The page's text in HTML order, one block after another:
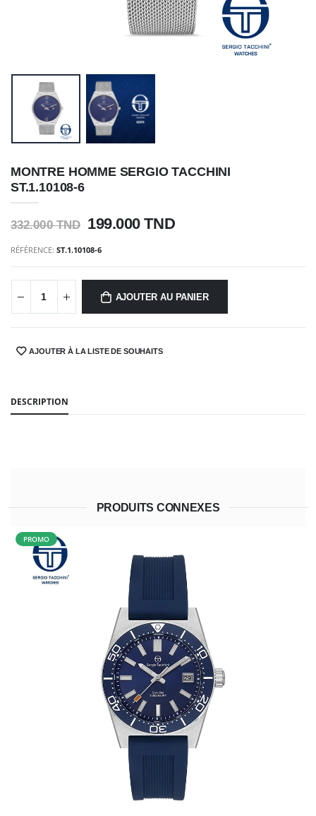
MONTRE HOMME SERGIO TACCHINI
ST.1.10108-6
332.000 TND 199.000 TND
RÉFÉRENCE:ST.1.10108-6
AJOUTER AU PANIER
SHARE:AJOUTER À LA LISTE DE SOUHAITS
DESCRIPTION
PRODUITS CONNEXES
PROMO